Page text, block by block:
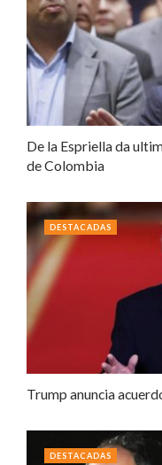
De la Espriella da
de Colombia
Trump anuncia
DESTACADAS
DESTACADAS